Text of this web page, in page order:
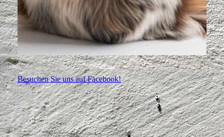
Besuchen Sie uns auf Facebook!